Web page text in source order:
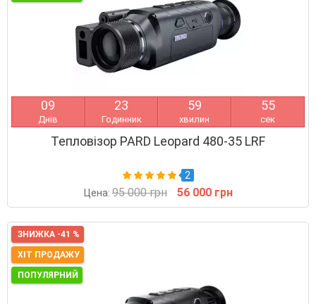
09
Днів
23
Годинник
59
хвилин
54
сек
Тепловізор PARD Leopard 480-35 LRF
2
Цена:95 000 грн 56 000 грн
ЗНИЖКА -41 %
ХІТ ПРОДАЖУ
ПОПУЛЯРНИЙ